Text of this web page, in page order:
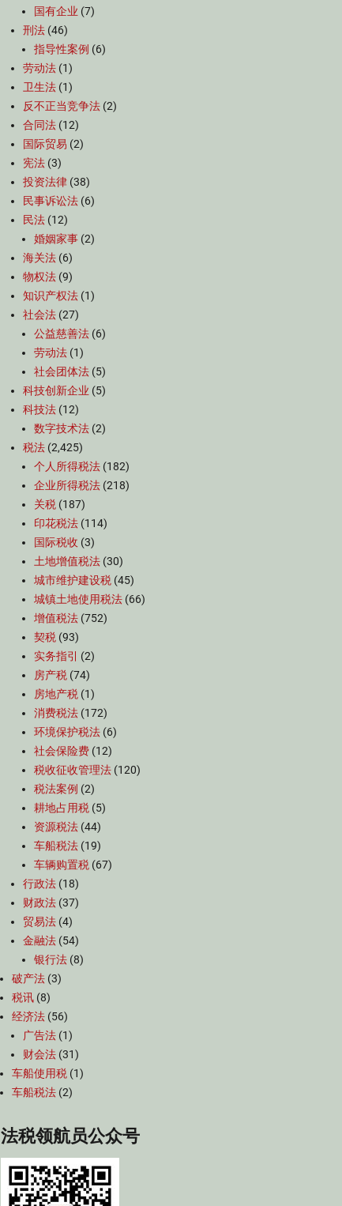
国有企业 (7)
刑法 (46)
指导性案例 (6)
劳动法 (1)
卫生法 (1)
反不正当竞争法 (2)
合同法 (12)
国际贸易 (2)
宪法 (3)
投资法律 (38)
民事诉讼法 (6)
民法 (12)
婚姻家事 (2)
海关法 (6)
物权法 (9)
知识产权法 (1)
社会法 (27)
公益慈善法 (6)
劳动法 (1)
社会团体法 (5)
科技创新企业 (5)
科技法 (12)
数字技术法 (2)
税法 (2,425)
个人所得税法 (182)
企业所得税法 (218)
关税 (187)
印花税法 (114)
国际税收 (3)
土地增值税法 (30)
城市维护建设税 (45)
城镇土地使用税法 (66)
增值税法 (752)
契税 (93)
实务指引
(2)
房产税 (74)
房地产税 (1)
消费税法 (172)
环境保护税法 (6)
社会保险费 (12)
税收征收管理法 (120)
税法案例 (2)
耕地占用税 (5)
资源税法 (44)
车船税法 (19)
车辆购置税 (67)
行政法 (18)
财政法 (37)
贸易法 (4)
金融法 (54)
银行法 (8)
破产法 (3)
税讯 (8)
经济法 (56)
广告法 (1)
财会法 (31)
车船使用税 (1)
车船税法 (2)
法税领航员公众号